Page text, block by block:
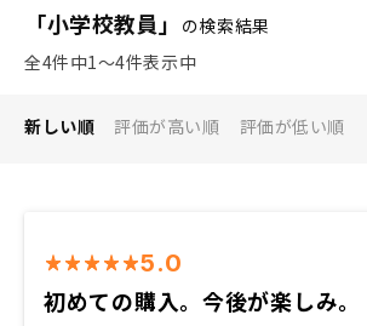
「小学校教員」
の検索結果
全4件中1〜4件表示中
新しい順 評価が高い順 評価が低い順
5.0
初めての購入。今後が楽しみ。